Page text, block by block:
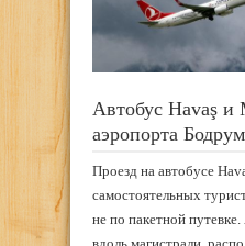
Автобус Havaş и
аэропорта
Проезд на автобусе
самостоятельных
не по пакетной